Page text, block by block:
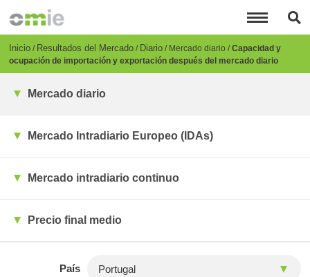
principal
Breadcrumb
Inicio Resultados del Mercado Diario Mercado diario Capacidad y
ocupación de importación y exportación después del mercado diario
Mercado diario
Mercado Intradiario Europeo (IDAs)
Mercado intradiario continuo
Precio final medio
País